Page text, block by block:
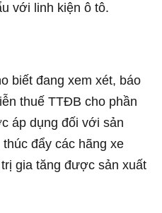
với linh kiện ô tô.
biết đang xem xét, báo
thuế TTĐB cho phần
áp dụng đối với sản
đẩy các hãng xe
gia tăng được sản xuất